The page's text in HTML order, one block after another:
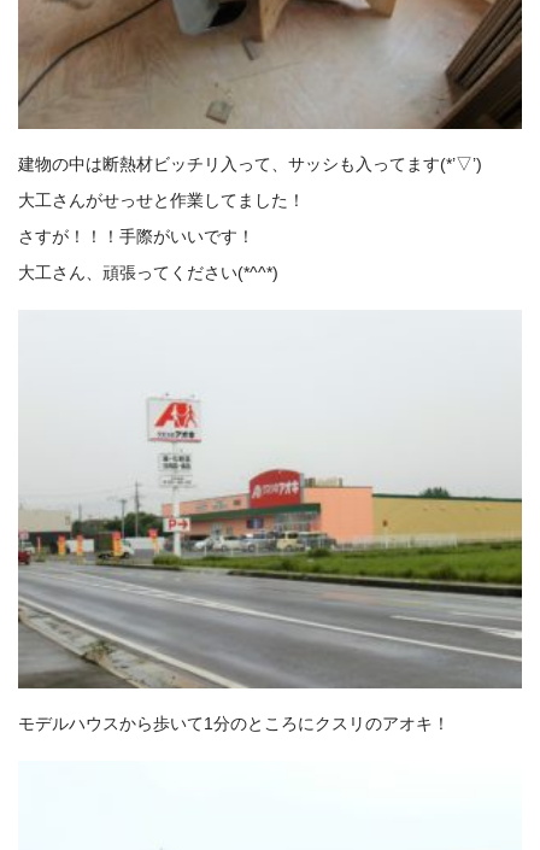
建物の中は断熱材ビッチリ入って、サッシも入ってます(*’▽’)
大工さんがせっせと作業してました！
さすが！！！手際がいいです！
大工さん、頑張ってください(*^^*)
モデルハウスから歩いて1分のところにクスリのアオキ！